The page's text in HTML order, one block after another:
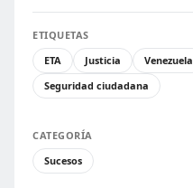
ETIQUETAS
ETA
Justicia Venezuela
Seguridad ciudadana
CATEGORÍA
Sucesos